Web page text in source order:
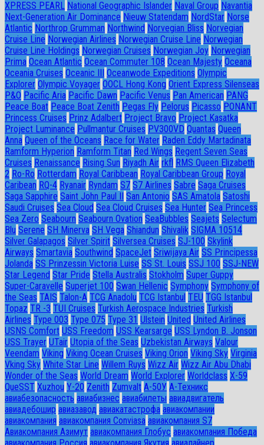
XPRESS PEARL National Geographic Islander Naval Group Navantia
Next-Generation Air Dominance Nieuw Statendam NordStar Norse
Atlantic Northrop Grumman Northwind Norvegian Bliss Norvegian
Cruise Line Norwegian Airlines Norwegian Cruise Line Norwegian
Cruise Line Holdings Norwegian Cruises Norwegian Joy Norwegian
Prima Ocean Atlantic Ocean Commuter 108 Ocean Majesty Oceana
Oceania Cruises Oceanic III Oceanwode Expeditions Olympic
Explorer Olympic Voyager OOCL Hong Kong Orient Express Silenseas
P&O Pacific Aria Pacific Dawn Pacific Venus Pan American PANG
Peace Boat Peace Boat Zenith Pegas Fly Pelorus Picasso PONANT
Princess Cruises Prinz Adalbert Project Bravo Project Kasatka
Project Luminance Pullmantur Cruises PV300VD Quantas Queen
Anna Queen of the Oceans Race for Water Raden Eddy Martadinata
Ramform Hyperion Ramform Titan Red Wings Regent Seven Seas
Cruises Renaissance Rising Sun Riyadh Air rkfl RMS Queen Elizabeth
2 Ro-Ro Rotterdam Royal Caribbean Royal Caribbean Group Royal
Caribean RQ-4 Ryanair Ryndam S7 S7 Airlines Sabre Saga Cruises
Saga Sapphire Saint John Paul II San Antonio SAS Amatola Satoshi
Saudi Cruises Sea Cloud Sea Cloud Cruises Sea Hunter Sea Princess
Sea Zero Seabourn Seabourn Ovation SeaBubbles Seajets Selectum
Blu Serene SH Minerva SH Vega Shiandun Shivalik SIGMA 10514
Silver Galapagos Silver Spirit Silversea Cruises SJ-100 Skylink
Airways Smartavia Southwind SpaceJet Sriwijaya Air SS Principessa
Jolanda SS Prinzessin Victoria Luise SS St. Louis SSJ 100 SSJ-NEW
Star Legend Star Pride Stella Australis Stokholm Super Guppy
Super-Caravelle Superjet 100 Swan Hellenic Symphony Symphony of
the Seas TAIS Talon-A TCG Anadolu TCG Istanbul TEU TGG Istanbul
Topaz TR -3 TUI Cruises Turkish Aerospace Industries Turkish
Airlines Type 003 Type 075 Type 31 Ulstein United United Airlines
USNS Comfort USS Freedom USS Kearsarge USS Lyndon B. Jonson
USS Trayer UTair Utopia of the Seas Uzbekistan Airways Valour
Veendam Viking Viking Ocean Cruises Viking Orion Viking Sky Virginia
Vking Sky White Star Line Willem Ruys Wizz Air Wizz Air Abu Dhabi
Wonder of the Seas World Dream World Explorer Worldclass X-59
QueSST Xuzhou Y-20 Zenith Zumvalt А-50У А-Техникс
авиабезопасность авиабизнес авиабилеты авиадвигатель
авиадебошир авиазавод авиакатастрофа авиакомпании
авиакомпания авиакомпания Conviasa авиакомпания S7
Авиакомпания Азимут авиакомпания Глобус авиакомпания Победа